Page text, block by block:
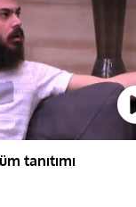
tanıtımı